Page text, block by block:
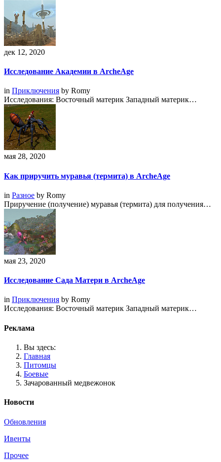
дек 12, 2020
Исследование Академии в ArcheAge
in Приключения by Romy
Исследования: Восточный материк Западный материк…
мая 28, 2020
Как приручить муравья (термита) в ArcheAge
in Разное by Romy
Приручение (получение) муравья (термита) для получения…
мая 23, 2020
Исследование Сада Матери в ArcheAge
in Приключения by Romy
Исследования: Восточный материк Западный материк…
Реклама
Вы здесь:
Главная
Питомцы
Боевые
Зачарованный медвежонок
Новости
Обновления
Ивенты
Прочее